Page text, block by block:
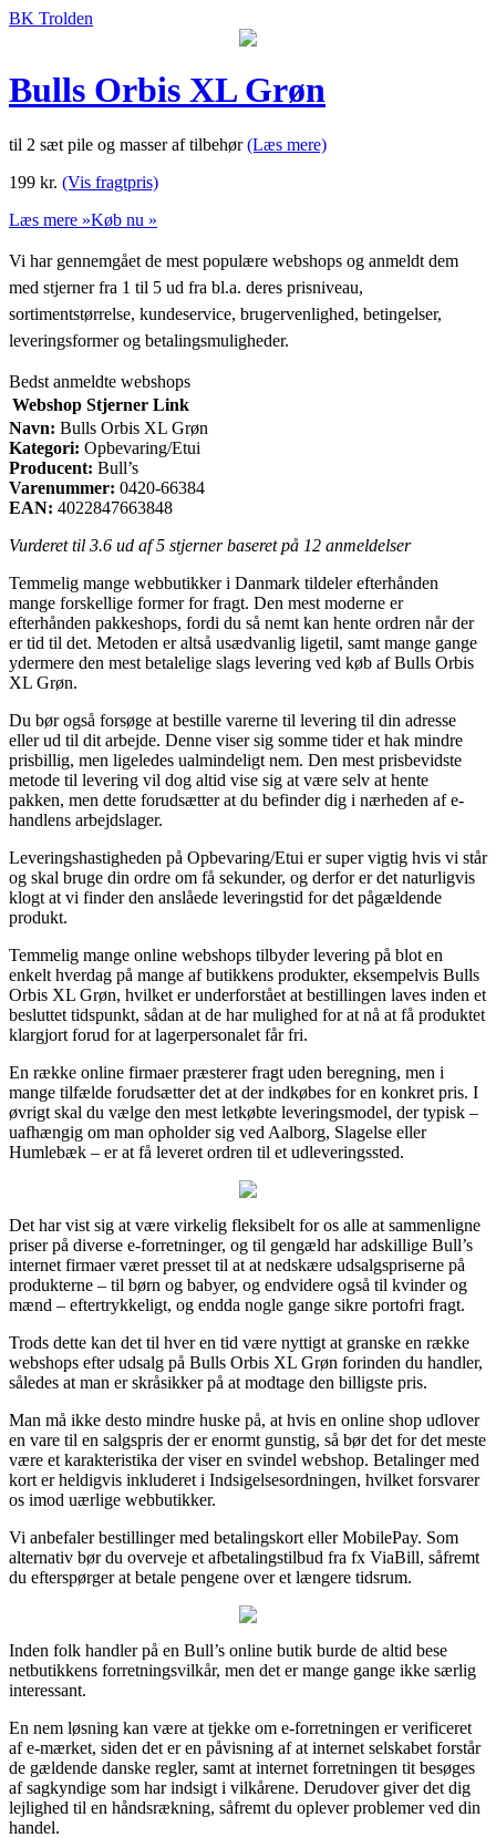
BK Trolden
Bulls Orbis XL Grøn
til 2 sæt pile og masser af tilbehør(Læs mere)
199 kr. (Vis fragtpris)
Læs mere »Køb nu »
Vi har gennemgået de mest populære webshops og anmeldt dem
med stjerner fra 1 til 5 ud fra bl.a. deres prisniveau,
sortimentstørrelse, kundeservice, brugervenlighed, betingelser,
leveringsformer og betalingsmuligheder.
Bedst anmeldte webshops
Webshop Stjerner Link
Navn: Bulls Orbis XL Grøn
Kategori: Opbevaring/Etui
Producent: Bull’s
Varenummer: 0420-66384
EAN: 4022847663848
Vurderet til 3.6 ud af 5 stjerner baseret på 12 anmeldelser
Temmelig mange webbutikker i Danmark tildeler efterhånden
mange forskellige former for fragt. Den mest moderne er
efterhånden pakkeshops, fordi du så nemt kan hente ordren når der
er tid til det. Metoden er altså usædvanlig ligetil, samt mange gange
ydermere den mest betalelige slags levering ved køb af Bulls Orbis
XL Grøn.
Du bør også forsøge at bestille varerne til levering til din adresse
eller ud til dit arbejde. Denne viser sig somme tider et hak mindre
prisbillig, men ligeledes ualmindeligt nem. Den mest prisbevidste
metode til levering vil dog altid vise sig at være selv at hente
pakken, men dette forudsætter at du befinder dig i nærheden af e-
handlens arbejdslager.
Leveringshastigheden på Opbevaring/Etui er super vigtig hvis vi står
og skal bruge din ordre om få sekunder, og derfor er det naturligvis
klogt at vi finder den anslåede leveringstid for det pågældende
produkt.
Temmelig mange online webshops tilbyder levering på blot en
enkelt hverdag på mange af butikkens produkter, eksempelvis Bulls
Orbis XL Grøn, hvilket er underforstået at bestillingen laves inden et
besluttet tidspunkt, sådan at de har mulighed for at nå at få produktet
klargjort forud for at lagerpersonalet får fri.
En række online firmaer præsterer fragt uden beregning, men i
mange tilfælde forudsætter det at der indkøbes for en konkret pris. I
øvrigt skal du vælge den mest letkøbte leveringsmodel, der typisk –
uafhængig om man opholder sig ved Aalborg, Slagelse eller
Humlebæk – er at få leveret ordren til et udleveringssted.
Det har vist sig at være virkelig fleksibelt for os alle at sammenligne
priser på diverse e-forretninger, og til gengæld har adskillige Bull’s
internet firmaer været presset til at at nedskære udsalgspriserne på
produkterne – til børn og babyer, og endvidere også til kvinder og
mænd – eftertrykkeligt, og endda nogle gange sikre portofri fragt.
Trods dette kan det til hver en tid være nyttigt at granske en række
webshops efter udsalg på Bulls Orbis XL Grøn forinden du handler,
således at man er skråsikker på at modtage den billigste pris.
Man må ikke desto mindre huske på, at hvis en online shop udlover
en vare til en salgspris der er enormt gunstig, så bør det for det meste
være et karakteristika der viser en svindel webshop. Betalinger med
kort er heldigvis inkluderet i Indsigelsesordningen, hvilket forsvarer
os imod uærlige webbutikker.
Vi anbefaler bestillinger med betalingskort eller MobilePay. Som
alternativ bør du overveje et afbetalingstilbud fra fx ViaBill, såfremt
du efterspørger at betale pengene over et længere tidsrum.
Inden folk handler på en Bull’s online butik burde de altid bese
netbutikkens forretningsvilkår, men det er mange gange ikke særlig
interessant.
En nem løsning kan være at tjekke om e-forretningen er verificeret
af e-mærket, siden det er en påvisning af at internet selskabet forstår
de gældende danske regler, samt at internet forretningen tit besøges
af sagkyndige som har indsigt i vilkårene. Derudover giver det dig
lejlighed til en håndsrækning, såfremt du oplever problemer ved din
handel.